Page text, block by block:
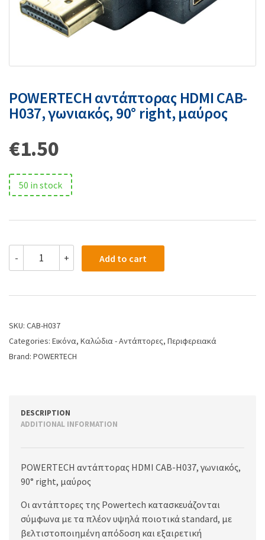
POWERTECH αντάπτορας HDMI CAB-
H037, γωνιακός, 90° right, μαύρος
€1.50
50 in stock
- + Add to cart
SKU: CAB-H037
Categories: Εικόνα, Καλώδια - Αντάπτορες, Περιφερειακά
Brand: POWERTECH
DESCRIPTION
ADDITIONAL INFORMATION
POWERTECH αντάπτορας HDMI CAB-H037, γωνιακός,
90° right, μαύρος
Οι αντάπτορες της Powertech κατασκευάζονται
σύμφωνα με τα πλέον υψηλά ποιοτικά standard, με
βελτιστοποιημένη απόδοση και εξαιρετική